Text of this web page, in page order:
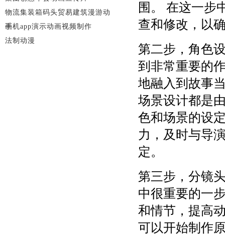
围。 在这一步
查和修改，以
第二步，角色
到非常重要的
地融入到故事
场景设计都是
色和场景的设
力，及时与导
定。
第三步，分镜
中很重要的一
和情节，提高
可以开始制作
物流集装箱码头贸易建筑漫游动
画
手机app演示动画视频制作
法制动漫